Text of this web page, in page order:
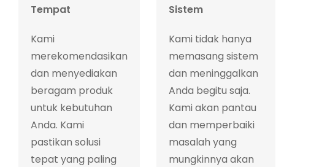
Tempat
Kami
merekomendasikan
dan menyediakan
beragam produk
untuk kebutuhan
Anda. Kami
pastikan solusi
tepat yang paling
Sistem
Kami tidak hanya
memasang sistem
dan meninggalkan
Anda begitu saja.
Kami akan pantau
dan memperbaiki
masalah yang
mungkinnya akan